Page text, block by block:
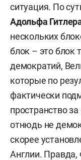
ситуация. По
Адольфа
нескольких
блок – это блок
демократий,
которые по
фактически
пространство
отнюдь не
скорее
Англии. Правда,